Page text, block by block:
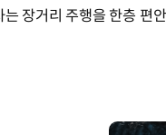
장거리 주행을 한층 편